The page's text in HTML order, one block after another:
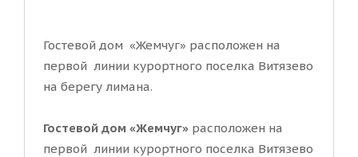
Гостевой дом «Жемчуг» расположен на
первой линии курортного поселка Витязево
на берегу лимана.
Гостевой дом «Жемчуг» расположен на
первой линии курортного поселка Витязево